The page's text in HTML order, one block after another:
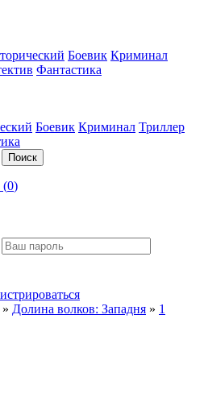
Боевик Криминал
Фантастика
Боевик Криминал Триллер
Поиск
(0)
» Долина волков: Западня » 1